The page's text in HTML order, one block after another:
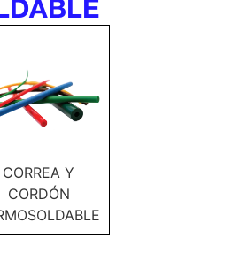
CORREA Y
CORDÓN